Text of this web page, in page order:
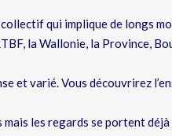
qui implique de longs
la Wallonie, la Province,
et varié. Vous découvrirez
les regards se portent